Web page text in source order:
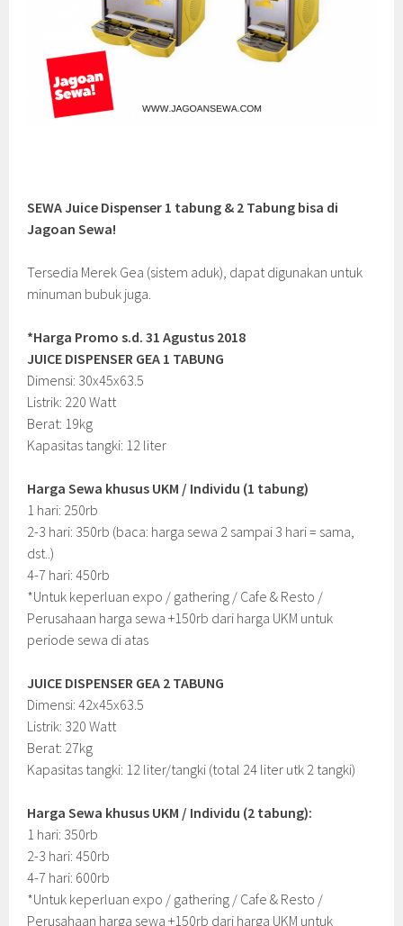
SEWA Juice Dispenser 1 tabung & 2 Tabung bisa di
Jagoan Sewa!
Tersedia Merek Gea (sistem aduk), dapat digunakan untuk
minuman bubuk juga.
*Harga Promo s.d. 31 Agustus 2018
JUICE DISPENSER GEA 1 TABUNG
Dimensi: 30x45x63.5
Listrik: 220 Watt
Berat: 19kg
Kapasitas tangki: 12 liter
Harga Sewa khusus UKM / Individu (1 tabung)
1 hari: 250rb
2-3 hari: 350rb (baca: harga sewa 2 sampai 3 hari = sama,
dst..)
4-7 hari: 450rb
*Untuk keperluan expo / gathering / Cafe & Resto /
Perusahaan harga sewa +150rb dari harga UKM untuk
periode sewa di atas
JUICE DISPENSER GEA 2 TABUNG
Dimensi: 42x45x63.5
Listrik: 320 Watt
Berat: 27kg
Kapasitas tangki: 12 liter/tangki (total 24 liter utk 2 tangki)
Harga Sewa khusus UKM / Individu (2 tabung):
1 hari: 350rb
2-3 hari: 450rb
4-7 hari: 600rb
*Untuk keperluan expo / gathering / Cafe & Resto /
Perusahaan harga sewa +150rb dari harga UKM untuk